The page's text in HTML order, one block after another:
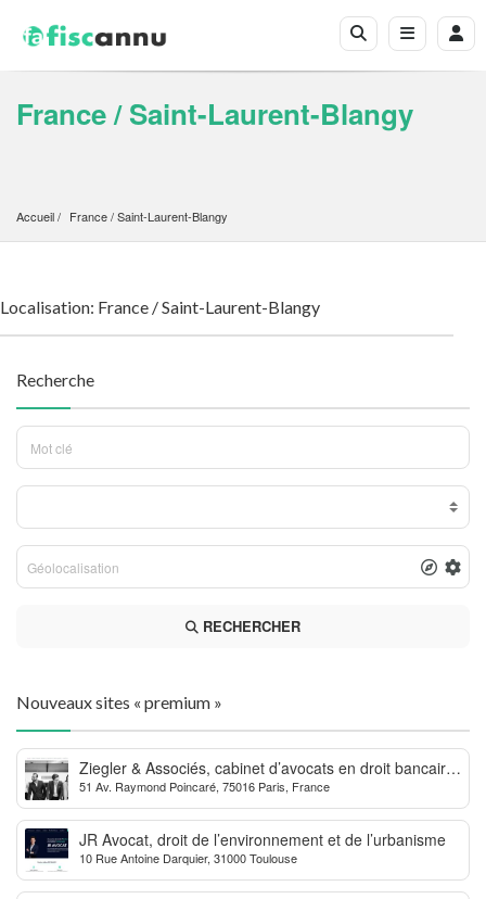
France / Saint-Laurent-Blangy
Accueil France / Saint-Laurent-Blangy
Localisation: France / Saint-Laurent-Blangy
Recherche
RECHERCHER
Nouveaux sites « premium »
Ziegler & Associés, cabinet d’avocats en droit bancaire,
cryptomonnaie et escroqueries financières
51 Av. Raymond Poincaré, 75016 Paris, France
JR Avocat, droit de l’environnement et de l’urbanisme
10 Rue Antoine Darquier, 31000 Toulouse